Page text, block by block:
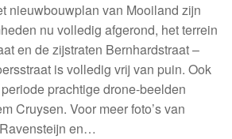
nieuwbouwplan van Mooiland zijn
nu volledig afgerond, het terrein
en de zijstraten Bernhardstraat –
is volledig vrij van puin. Ook
prachtige drone-beelden
Cruysen. Voor meer foto’s van
en…